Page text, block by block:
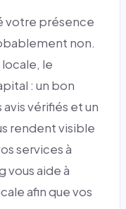
votre présence
non.
le
: un bon
vérifiés et un
rendent visible
services à
vous aide à
afin que vos